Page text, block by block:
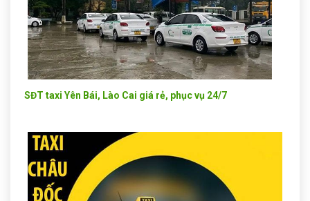
SĐT taxi Yên Bái, Lào Cai giá rẻ, phục vụ 24/7